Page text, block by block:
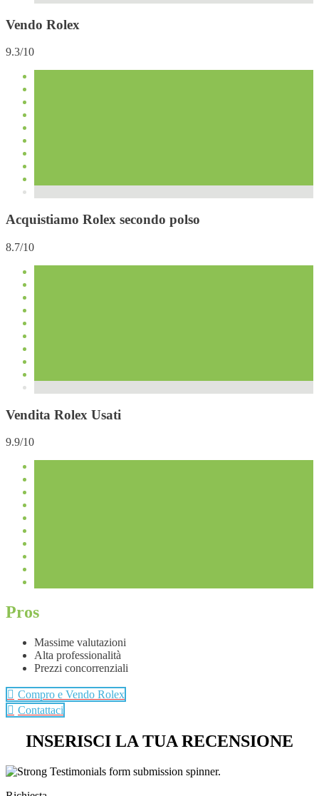
Vendo Rolex
9.3/10
Acquistiamo Rolex secondo polso
8.7/10
Vendita Rolex Usati
9.9/10
Pros
Massime valutazioni
Alta professionalità
Prezzi concorrenziali
Compro e Vendo Rolex
Contattaci
INSERISCI LA TUA RECENSIONE